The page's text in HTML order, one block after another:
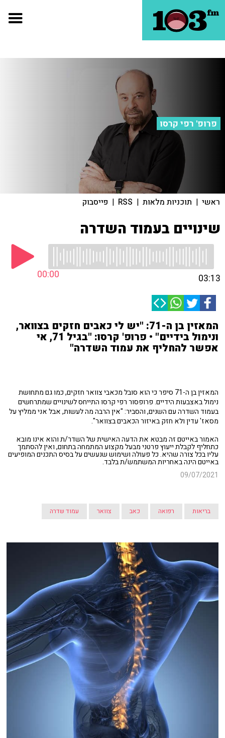
פרופ' רפי קרסו
ראשי | תוכניות מלאות |
RSS
| פייסבוק
שינויים בעמוד השדרה
00:00 03:13
המאזין בן ה-71: "יש לי כאבים חזקים בצוואר,
ונימול בידיים" • פרופ' קרסו: "בגיל 71, אי
אפשר להחליף את עמוד השדרה"
המאזין בן ה-71 סיפר כי הוא סובל מכאבי צוואר חזקים, כמו גם מתחושת
נימול באצבעות הידיים. פרופסור רפי קרסו התייחס לשינויים שמתרחשים
בעמוד השדרה עם השנים, והסביר: "אין הרבה מה לעשות, אבל אני ממליץ על
מסאז' עדין ולא חזק באיזור הכאבים בצוואר".
האמור באייטם זה מבטא את הדעה האישית של השדר/ת והוא אינו מובא
כתחליף לקבלת ייעוץ פרטני מבעל מקצוע המתמחה בתחום, ואין להסתמך
עליו בכל צורה שהיא. כל פעולה ושימוש שנעשים על בסיס התכנים המופיעים
באייטם הינה באחריות המשתמש/ת בלבד.
09/07/2021
בריאות רפואה כאב צוואר עמוד שדרה